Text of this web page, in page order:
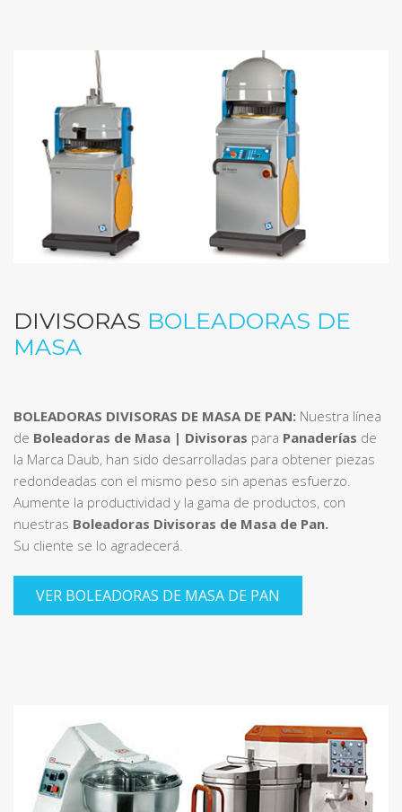
DIVISORAS BOLEADORAS DE
MASA
BOLEADORAS DIVISORAS DE MASA DE PAN: Nuestra línea
de Boleadoras de Masa | Divisoras para Panaderías de
la Marca Daub, han sido desarrolladas para obtener piezas
redondeadas con el mismo peso sin apenas esfuerzo.
Aumente la productividad y la gama de productos, con
nuestras Boleadoras Divisoras de Masa de Pan.
Su cliente se lo agradecerá.
VER BOLEADORAS DE MASA DE PAN